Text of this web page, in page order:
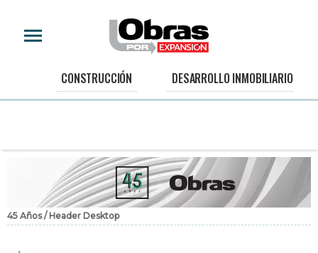
CONSTRUCCIÓN DESARROLLO INMOBILIARIO
45 Años / Header Desktop